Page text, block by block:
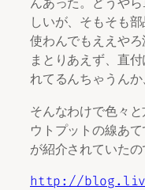
しいが、そもそも
使わんでもええや
まとりあえず、直
れてるんちゃうんか
そんなわけで色々
ウトプットの線あ
が紹介されていたの
http://